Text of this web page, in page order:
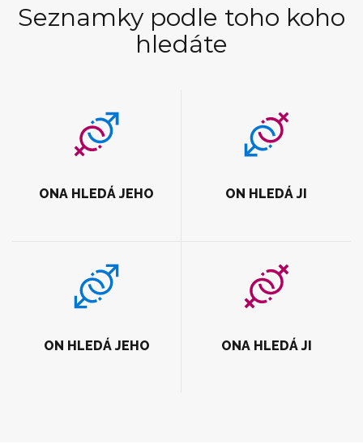
Seznamky podle toho koho
hledáte
ONA HLEDÁ JEHO ON HLEDÁ JI
ON HLEDÁ JEHO ONA HLEDÁ JI